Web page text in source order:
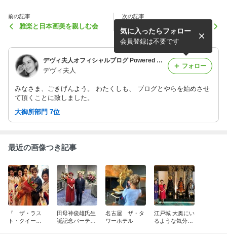
前の記事
雅楽と日本画美を親しむ会
次の記事
Halloween Party 2021
デヴィ夫人オフィシャルブログ Powered by Ameba
デヴィ夫人
みなさま、ごきげんよう。 わたくしも、 ブログとやらを始めさせ
て頂くことに致しました。
気に入ったらフォロー
会員登録は不要です
フォロー
大御所部門 7位
最近の画像つき記事
『 ザ・ラス
ト・クイー
田母神俊雄氏生
誕記念パーティ
名古屋 ザ・タ
ワーホテル
江戸城 大奥にい
るような気分、